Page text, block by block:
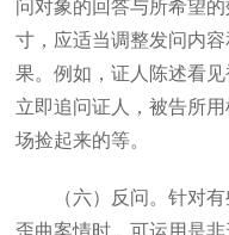
问对象的回答与所希望
寸，应适当调整发问内
果。例如，证人陈述看
立即追问证人，被告所
场捡起来的等。
（六）反问。针对有
歪曲案情时，可运用是